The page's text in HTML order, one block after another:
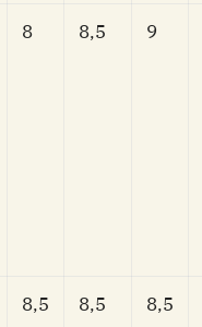
8 8,5 9
8,5 8,5 8,5